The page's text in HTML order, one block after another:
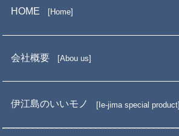
HOME Home
会社概要 Abou us
伊江島のいいモノ Ie-jima special product